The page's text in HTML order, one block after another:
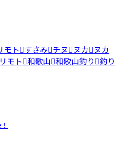
モト すさみ チヌ ヌカ ヌカ
モト 和歌山 和歌山釣り 釣り